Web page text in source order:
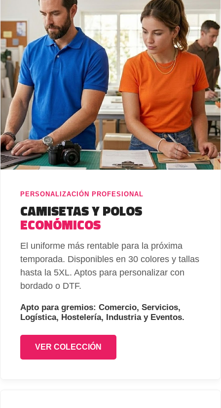
PERSONALIZACIÓN PROFESIONAL
CAMISETAS Y POLOS
ECONÓMICOS
El uniforme más rentable para la próxima
temporada. Disponibles en 30 colores y tallas
hasta la 5XL. Aptos para personalizar con
bordado o DTF.
Apto para gremios: Comercio, Servicios,
Logística, Hostelería, Industria y Eventos.
VER COLECCIÓN